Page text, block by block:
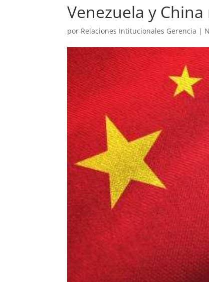
Venezuela y
por Relaciones Intitucionales Gerencia |